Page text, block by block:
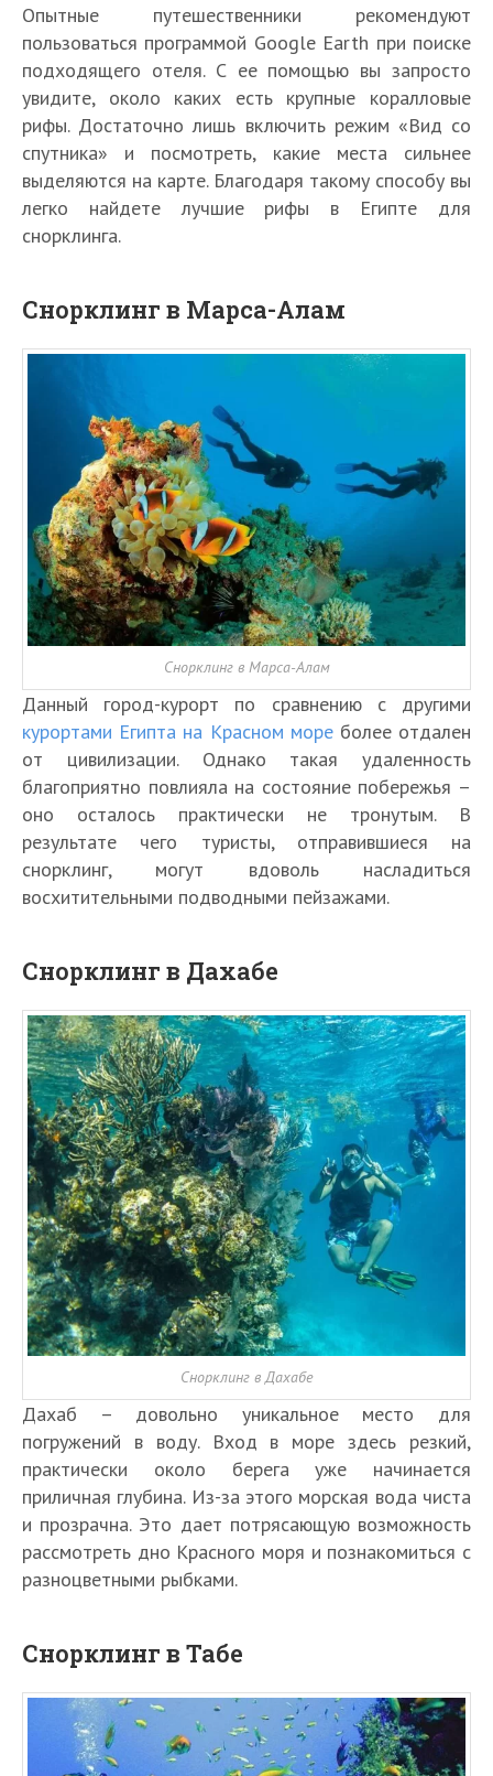
Опытные путешественники рекомендуют
пользоваться программой Google Earth при поиске
подходящего отеля. С ее помощью вы запросто
увидите, около каких есть крупные коралловые
рифы. Достаточно лишь включить режим «Вид со
спутника» и посмотреть, какие места сильнее
выделяются на карте. Благодаря такому способу вы
легко найдете лучшие рифы в Египте для
снорклинга.
Снорклинг в Марса-Алам
Снорклинг в Марса-Алам
Данный город-курорт по сравнению с другими
курортами Египта на Красном мореболее отдален
от цивилизации. Однако такая удаленность
благоприятно повлияла на состояние побережья –
оно осталось практически не тронутым. В
результате чего туристы, отправившиеся на
снорклинг, могут вдоволь насладиться
восхитительными подводными пейзажами.
Снорклинг в Дахабе
Снорклинг в Дахабе
Дахаб – довольно уникальное место для
погружений в воду. Вход в море здесь резкий,
практически около берега уже начинается
приличная глубина. Из-за этого морская вода чиста
и прозрачна. Это дает потрясающую возможность
рассмотреть дно Красного моря и познакомиться с
разноцветными рыбками.
Снорклинг в Табе